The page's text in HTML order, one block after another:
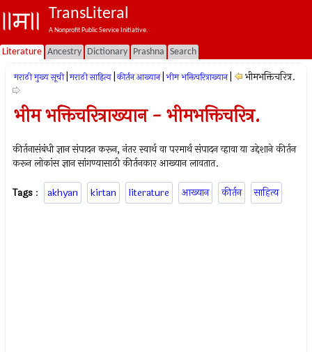
TransLiteral
A Nonprofit Public Service Initiative.
Literature Ancestry Dictionary Prashna Search
मराठी मुख्य सूची मराठी साहित्य कीर्तन आख्यान भीम भक्तिचरित्राख्यान भीमभक्तिचरित्र.
भीम भक्तिचरित्राख्यान - भीमभक्तिचरित्र.
कीर्तनासंबंधी ज्ञान संपादन करून, नंतर स्वार्थ वा परमार्थ संपादन व्हावा या उद्देशाने कीर्तन
करून लोकांस ज्ञान सांगण्यासाठी कीर्तनकार आख्यान लावतात.
Tags : akhyan kirtan literature आख्यान कीर्तन साहित्य